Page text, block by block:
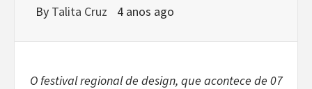
By Talita Cruz 4 anos ago
O festival regional de design, que acontece de 07